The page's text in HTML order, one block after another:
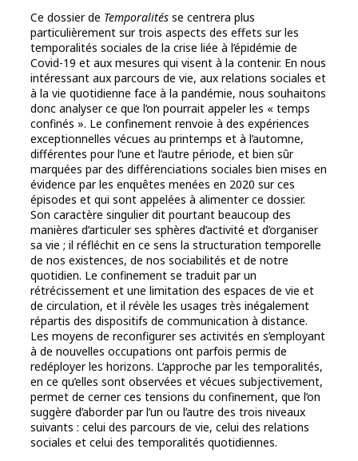
Ce dossier de Temporalités se centrera plus
particulièrement sur trois aspects des effets sur les
temporalités sociales de la crise liée à l’épidémie de
Covid-19 et aux mesures qui visent à la contenir. En nous
intéressant aux parcours de vie, aux relations sociales et
à la vie quotidienne face à la pandémie, nous souhaitons
donc analyser ce que l’on pourrait appeler les « temps
confinés ». Le confinement renvoie à des expériences
exceptionnelles vécues au printemps et à l’automne,
différentes pour l’une et l’autre période, et bien sûr
marquées par des différenciations sociales bien mises en
évidence par les enquêtes menées en 2020 sur ces
épisodes et qui sont appelées à alimenter ce dossier.
Son caractère singulier dit pourtant beaucoup des
manières d’articuler ses sphères d’activité et d’organiser
sa vie ; il réfléchit en ce sens la structuration temporelle
de nos existences, de nos sociabilités et de notre
quotidien. Le confinement se traduit par un
rétrécissement et une limitation des espaces de vie et
de circulation, et il révèle les usages très inégalement
répartis des dispositifs de communication à distance.
Les moyens de reconfigurer ses activités en s’employant
à de nouvelles occupations ont parfois permis de
redéployer les horizons. L’approche par les temporalités,
en ce qu’elles sont observées et vécues subjectivement,
permet de cerner ces tensions du confinement, que l’on
suggère d’aborder par l’un ou l’autre des trois niveaux
suivants : celui des parcours de vie, celui des relations
sociales et celui des temporalités quotidiennes.